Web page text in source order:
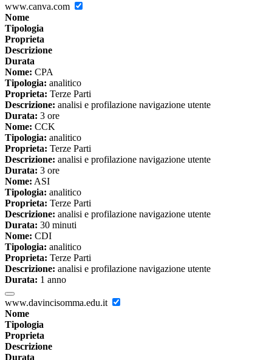
www.canva.com
Nome
Tipologia
Proprieta
Descrizione
Durata
Nome: CPA
Tipologia: analitico
Proprieta: Terze Parti
Descrizione: analisi e profilazione navigazione utente
Durata: 3 ore
Nome: CCK
Tipologia: analitico
Proprieta: Terze Parti
Descrizione: analisi e profilazione navigazione utente
Durata: 3 ore
Nome: ASI
Tipologia: analitico
Proprieta: Terze Parti
Descrizione: analisi e profilazione navigazione utente
Durata: 30 minuti
Nome: CDI
Tipologia: analitico
Proprieta: Terze Parti
Descrizione: analisi e profilazione navigazione utente
Durata: 1 anno
www.davincisomma.edu.it
Nome
Tipologia
Proprieta
Descrizione
Durata